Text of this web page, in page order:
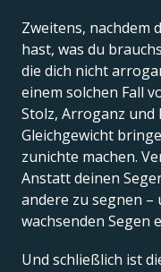
Zweitens, nachdem
hast, was du
die dich nicht
einem solchen Fall
Stolz, Arroganz und
Gleichgewicht
zunichte machen.
Anstatt deinen
andere zu segnen –
wachsenden Segen
Und schließlich ist